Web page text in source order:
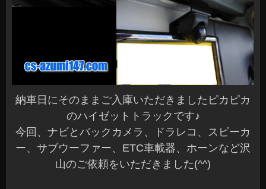
納車日にそのままご入庫いただきましたピカピカ
のハイゼットトラックです♪
今回、ナビとバックカメラ、ドラレコ、スピーカ
ー、サブウーファー、ETC車載器、ホーンなど沢
山のご依頼をいただきました(^^)